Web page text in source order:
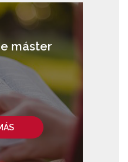
máster